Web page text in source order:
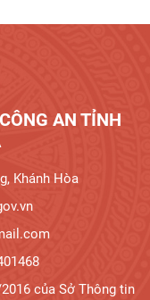
AN TỈNH
Khánh Hòa
của Sở Thông tin